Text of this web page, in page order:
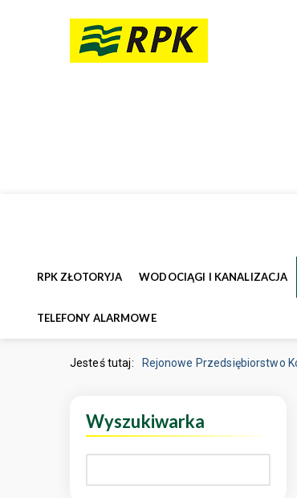
RPK ZŁOTORYJA WODOCIĄGI I KANALIZACJA
TELEFONY ALARMOWE
Jesteś tutaj: Rejonowe Przedsiębiorstwo
Wyszukiwarka